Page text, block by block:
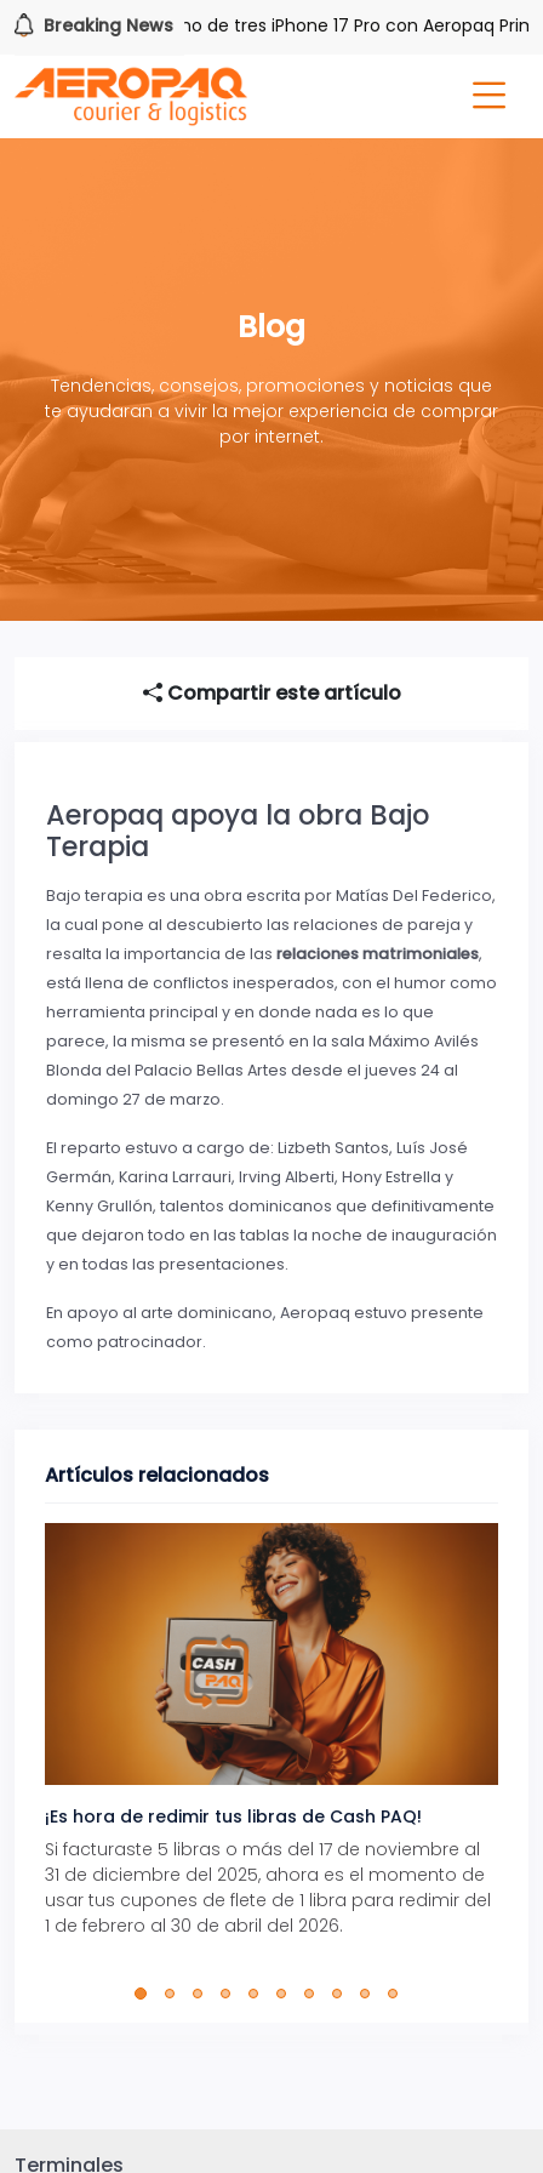
Breaking News
Gana uno de tres iPhone 17 Pro con Aeropaq Prime
Blog
Tendencias, consejos, promociones y noticias que
te ayudaran a vivir la mejor experiencia de comprar
por internet.
Compartir este artículo
Aeropaq apoya la obra Bajo
Terapia
Bajo terapia es una obra escrita por Matías Del Federico,
la cual pone al descubierto las relaciones de pareja y
resalta la importancia de las relaciones matrimoniales,
está llena de conflictos inesperados, con el humor como
herramienta principal y en donde nada es lo que
parece, la misma se presentó en la sala Máximo Avilés
Blonda del Palacio Bellas Artes desde el jueves 24 al
domingo 27 de marzo.
El reparto estuvo a cargo de: Lizbeth Santos, Luís José
Germán, Karina Larrauri, Irving Alberti, Hony Estrella y
Kenny Grullón, talentos dominicanos que definitivamente
que dejaron todo en las tablas la noche de inauguración
y en todas las presentaciones.
En apoyo al arte dominicano, Aeropaq estuvo presente
como patrocinador.
Artículos relacionados
¡Es hora de redimir tus libras de Cash PAQ!
Si facturaste 5 libras o más del 17 de noviembre al
31 de diciembre del 2025, ahora es el momento de
usar tus cupones de flete de 1 libra para redimir del
1 de febrero al 30 de abril del 2026.
Terminales